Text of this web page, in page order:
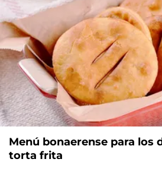
Menú bonaerense para los
torta frita